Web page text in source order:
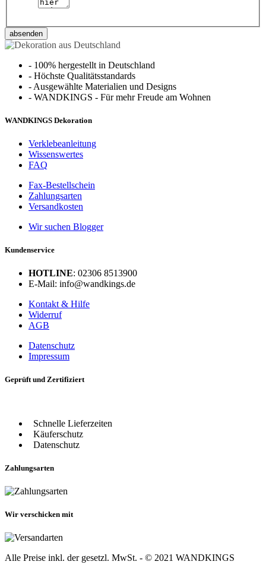
absenden
- 100% hergestellt in Deutschland
- Höchste Qualitätsstandards
- Ausgewählte Materialien und Designs
- WANDKINGS - Für mehr Freude am Wohnen
WANDKINGS Dekoration
Verklebeanleitung
Wissenswertes
FAQ
Fax-Bestellschein
Zahlungsarten
Versandkosten
Wir suchen Blogger
Kundenservice
HOTLINE: 02306 8513900
E-Mail: info@wandkings.de
Kontakt & Hilfe
Widerruf
AGB
Datenschutz
Impressum
Geprüft und Zertifiziert
Schnelle Lieferzeiten
Käuferschutz
Datenschutz
Zahlungsarten
Wir verschicken mit
Alle Preise inkl. der gesetzl. MwSt. - © 2021 WANDKINGS